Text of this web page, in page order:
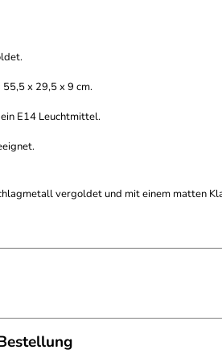
x 29,5 x 9 cm.
E14 Leuchtmittel.
vergoldet und mit einem matten
Leuchtmittel